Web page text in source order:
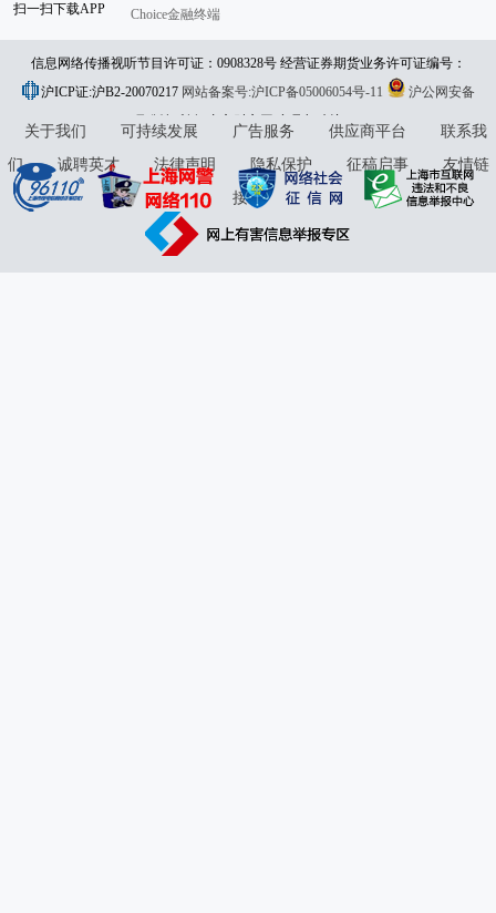
扫一扫下载APP
Choice金融终端
信息网络传播视听节目许可证：0908328号 经营证券期货业务许可证编号：
913101046312860336 违法和不良信息举报:021-61278686 举报邮箱：
jubao@eastmoney.com
沪ICP证:沪B2-20070217 网站备案号:沪ICP备05006054号-11
沪公网安备
31010402000120号版权所有:东方财富网意见与建议:4000300059/952500
关于我们 可持续发展 广告服务 供应商平台
联系我
们
诚聘英才 法律声明 隐私保护 征稿启事
友情链
接